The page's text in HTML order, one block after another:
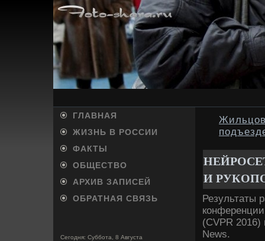
ГЛАВНАЯ
ЖИЗНЬ В РОССИИ
ФАКТЫ
ОБЩЕСТВО
АРХИВ ЗАПИСЕЙ
ОБРАТНАЯ СВЯЗЬ
Сегодня: Суббота, 8 Августа
И
Результаты
(CVPR 2016)
News.